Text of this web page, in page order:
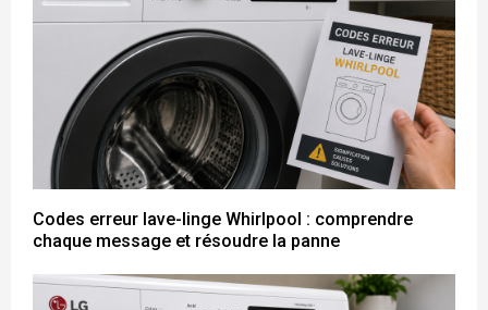
Codes erreur lave-linge Whirlpool : comprendre
chaque message et résoudre la panne